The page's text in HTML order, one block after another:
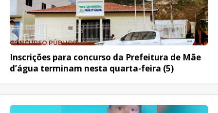
CONCURSO PÚBLICO
Inscrições para concurso da Prefeitura de Mãe
d’água terminam nesta quarta-feira (5)